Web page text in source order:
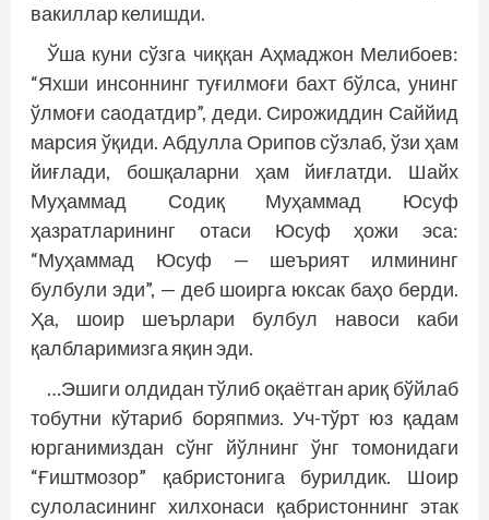
вакиллар келишди.
Ўша куни сўзга чиққан Аҳмаджон Мелибоев:
“Яхши инсоннинг туғилмоғи бахт бўлса, унинг
ўлмоғи саодатдир”, деди. Сирожиддин Саййид
марсия ўқиди. Абдулла Орипов сўзлаб, ўзи ҳам
йиғлади, бошқаларни ҳам йиғлатди. Шайх
Муҳаммад Содиқ Муҳаммад Юсуф
ҳазратларининг отаси Юсуф ҳожи эса:
“Муҳаммад Юсуф — шеърият илмининг
булбули эди”, — деб шоирга юксак баҳо берди.
Ҳа, шоир шеърлари булбул навоси каби
қалбларимизга яқин эди.
…Эшиги олдидан тўлиб оқаётган ариқ бўйлаб
тобутни кўтариб боряпмиз. Уч-тўрт юз қадам
юрганимиздан сўнг йўлнинг ўнг томонидаги
“Ғиштмозор” қабристонига бурилдик. Шоир
сулоласининг хилхонаси қабристоннинг этак